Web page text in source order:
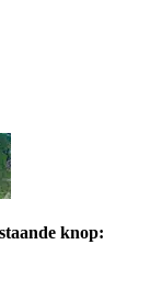
knop: